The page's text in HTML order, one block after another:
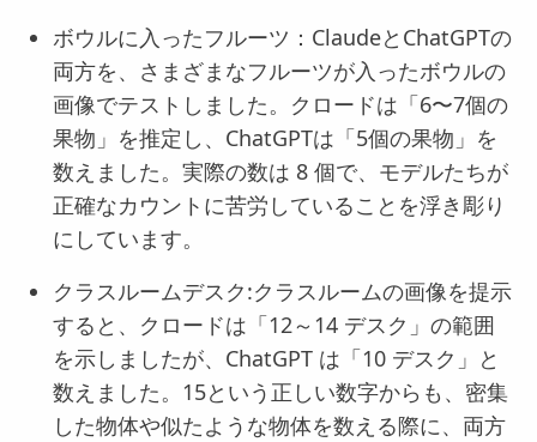
ボウルに入ったフルーツ：ClaudeとChatGPTの
両方を、さまざまなフルーツが入ったボウルの
画像でテストしました。クロードは「6〜7個の
果物」を推定し、ChatGPTは「5個の果物」を
数えました。実際の数は 8 個で、モデルたちが
正確なカウントに苦労していることを浮き彫り
にしています。
クラスルームデスク:クラスルームの画像を提示
すると、クロードは「12～14 デスク」の範囲
を示しましたが、ChatGPT は「10 デスク」と
数えました。15という正しい数字からも、密集
した物体や似たような物体を数える際に、両方